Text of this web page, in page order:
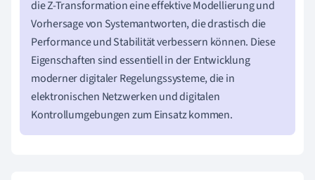
die Z-Transformation eine effektive Modellierung und
Vorhersage von Systemantworten, die drastisch die
Performance und Stabilität verbessern können. Diese
Eigenschaften sind essentiell in der Entwicklung
moderner digitaler Regelungssysteme, die in
elektronischen Netzwerken und digitalen
Kontrollumgebungen zum Einsatz kommen.